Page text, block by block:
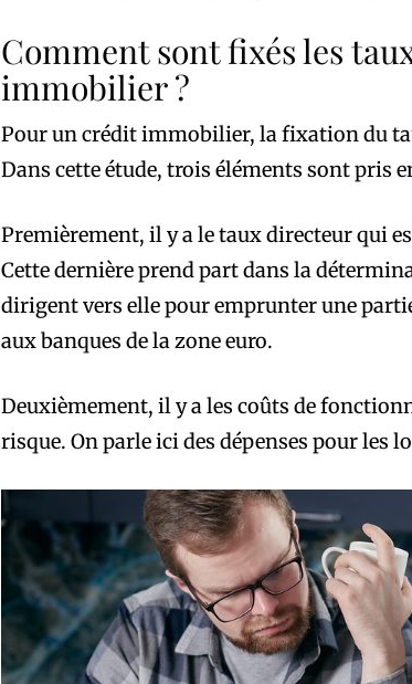
Comment sont fixés les
immobilier ?
Pour un crédit immobilier, la fixation du
Dans cette étude, trois éléments sont pris
Premièrement, il y a le taux directeur qui
Cette dernière prend part dans la
dirigent vers elle pour emprunter une
aux banques de la zone euro.
Deuxièmement, il y a les coûts de
risque. On parle ici des dépenses pour les